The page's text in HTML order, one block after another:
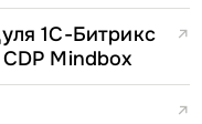
1С-Битрикс
Mindbox
↗
↗